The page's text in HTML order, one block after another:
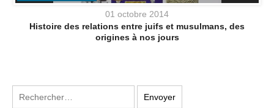
01 octobre 2014
Histoire des relations entre juifs et musulmans, des
origines à nos jours